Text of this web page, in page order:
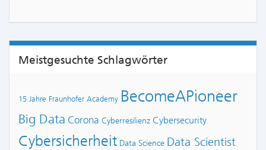
Meistgesuchte Schlagwörter
15 Jahre Fraunhofer Academy BecomeAPioneer
Big Data Corona Cyberresilienz Cybersecurity
Cybersicherheit Data Science Data Scientist